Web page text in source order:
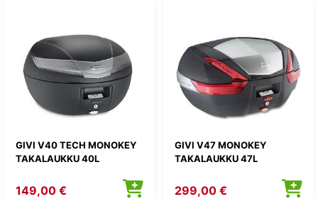
GIVI V40 TECH MONOKEY
TAKALAUKKU 40L
149,00 €
GIVI V47 MONOKEY
TAKALAUKKU 47L
299,00 €